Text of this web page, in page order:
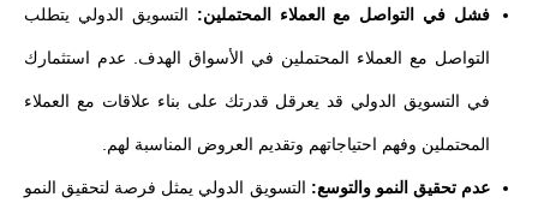
فشل في التواصل مع العملاء المحتملين: التسويق الدولي يتطلب
التواصل مع العملاء المحتملين في الأسواق الهدف. عدم استثمارك
في التسويق الدولي قد يعرقل قدرتك على بناء علاقات مع العملاء
المحتملين وفهم احتياجاتهم وتقديم العروض المناسبة لهم.
عدم تحقيق النمو والتوسع: التسويق الدولي يمثل فرصة لتحقيق النمو